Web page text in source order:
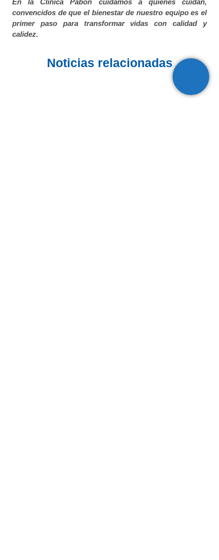
En la Clínica Pabón cuidamos a quienes cuidan,
convencidos de que el bienestar de nuestro equipo es el
primer paso para transformar vidas con calidad y
calidez.
Noticias relacionadas